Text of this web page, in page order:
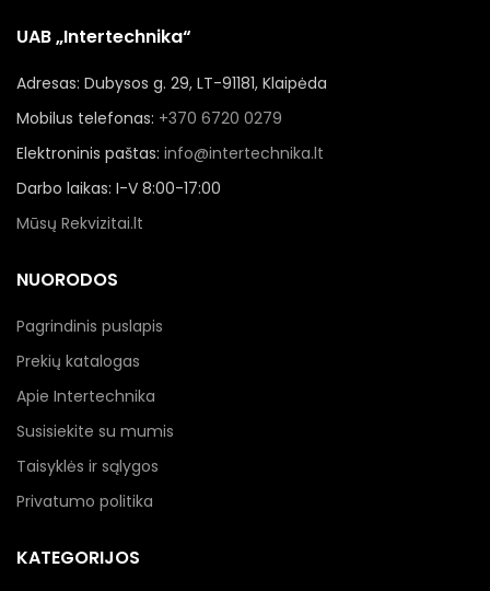
UAB „Intertechnika“
Adresas: Dubysos g. 29, LT-91181, Klaipėda
Mobilus telefonas: +370 6720 0279
Elektroninis paštas: info@intertechnika.lt
Darbo laikas: I-V 8:00-17:00
Mūsų Rekvizitai.lt
NUORODOS
Pagrindinis puslapis
Prekių katalogas
Apie Intertechnika
Susisiekite su mumis
Taisyklės ir sąlygos
Privatumo politika
KATEGORIJOS